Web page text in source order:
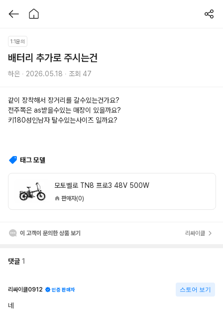
1:1문의
배터리 추가로 주시는건
하은 ∙ 2026.05.18 ∙ 조회 47
같이 장착해서 장거리를 갈수있는건가요?
전주쪽은 as받을수있는 매장이 있을까요?
키180성인남자 탈수있는사이즈 일까요?
태그 모델
모토벨로 TN8 프로3 48V 500W
판매자(0)
이 고객이 문의한 상품 보기 리싸이클
댓글 1
리싸이클0912 인증 판매자 스토어 보기
네